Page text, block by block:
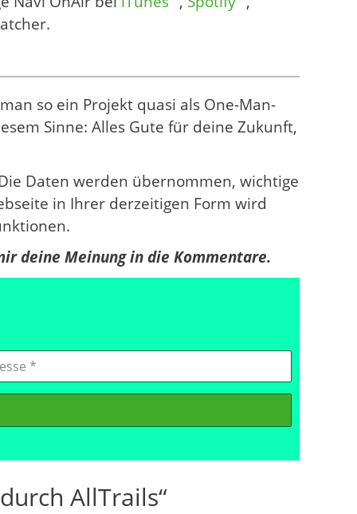
so ein Projekt quasi als One-Man-
Sinne: Alles Gute für deine Zukunft,
Daten werden übernommen, wichtige
in Ihrer derzeitigen Form wird
deine Meinung in die Kommentare.
AllTrails“